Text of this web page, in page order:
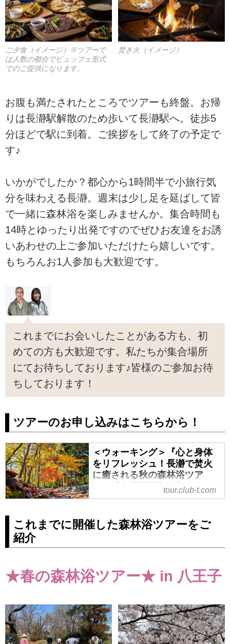
ご夕食（イメージ）※ツアーで
は人数の都合でビュッフェ形式
でのご提供になります。
焚き火（イメージ）
お腹も満たされたところでツアーも終盤。お帰
りは長瀞駅解散のため歩いて長瀞駅へ。徒歩5
分ほどで駅に到着。ご挨拶をして終了の予定で
す♪
いかがでしたか？都心から1時間半で小旅行気
分を味わえる長瀞。週末は少し足を延ばして皆
で一緒に森林浴を楽しみませんか。集合時間も
14時とゆったり出発ですのでぜひお友達をお誘
いあわせの上ご参加いただけたら嬉しいです。
もちろんお1人参加も大歓迎です。
これまでにお会いしたことがある方も、初
めての方も大歓迎です。私たちが集合場所
にてお待ちしております♪皆様のご参加お待
ちしております！
ツアーのお申し込みはこちらから！
＜ウォーキング＞『心と身体
をリフレッシュ！長瀞で焚火
に癒される秋の森林浴ツア
ー』【上長瀞駅集合】｜クラ
ブツーリズム
フレッシュ！長瀞で焚火に癒され
集合】の紹介をしています。ツア
リズム。
tour.club-t.com
これまでに開催した森林浴ツアーをご
紹介
★春の森林浴ツアー★ in 八王子